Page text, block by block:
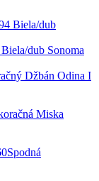
dub Sonoma
Džbán Odina I
Miska
Spodná